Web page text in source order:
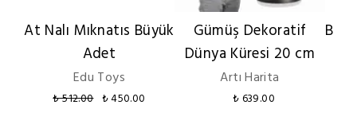
At Nalı Mıknatıs Büyük
Adet
Edu Toys
₺ 512.00 ₺ 450.00
Gümüş Dekoratif
Dünya Küresi 20 cm
Artı Harita
₺ 639.00